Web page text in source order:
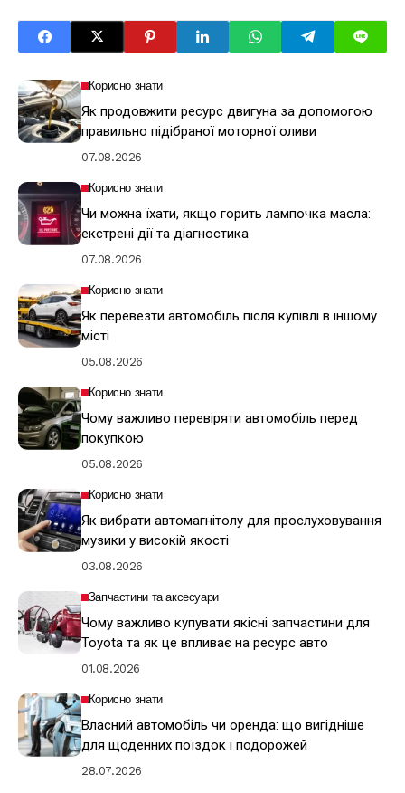
Корисно знати
Як продовжити ресурс двигуна за допомогою
правильно підібраної моторної оливи
07.08.2026
Корисно знати
Чи можна їхати, якщо горить лампочка масла:
екстрені дії та діагностика
07.08.2026
Корисно знати
Як перевезти автомобіль після купівлі в іншому
місті
05.08.2026
Корисно знати
Чому важливо перевіряти автомобіль перед
покупкою
05.08.2026
Корисно знати
Як вибрати автомагнітолу для прослуховування
музики у високій якості
03.08.2026
Запчастини та аксесуари
Чому важливо купувати якісні запчастини для
Toyota та як це впливає на ресурс авто
01.08.2026
Корисно знати
Власний автомобіль чи оренда: що вигідніше
для щоденних поїздок і подорожей
28.07.2026